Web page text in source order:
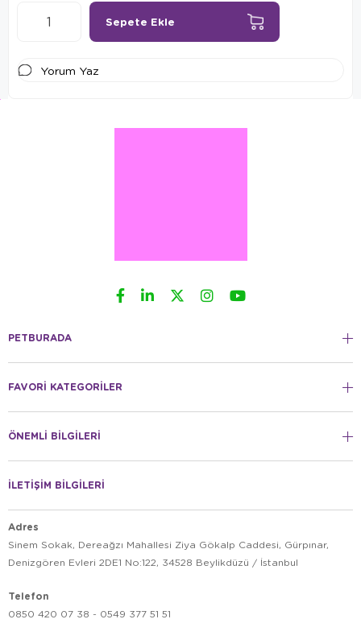
Yorum Yaz
PETBURADA
FAVORİ KATEGORİLER
ÖNEMLİ BİLGİLERİ
İLETİŞİM BİLGİLERİ
Adres
Sinem Sokak, Dereağzı Mahallesi Ziya Gökalp Caddesi, Gürpınar,
Denizgören Evleri 2DE1 No:122, 34528 Beylikdüzü / İstanbul
Telefon
0850 420 07 38 - 0549 377 51 51